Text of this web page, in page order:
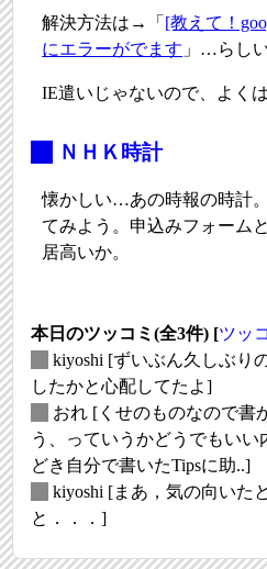
解決方法は→「 [教えて！
にエラーがでます 」…らしい
IE遣いじゃないので、よく
ＮＨＫ時計
懐かしい…あの時報の時計
てみよう。申込みフォーム
居高いか。
本日のツッコミ(全3件) [ツッ
kiyoshi [ずいぶん久しぶり
したかと心配してたよ]
おれ [くせのものなので書
う、っていうかどうでもいい
どき自分で書いたTipsに助..]
kiyoshi [まあ，気の向いた
と．．．]